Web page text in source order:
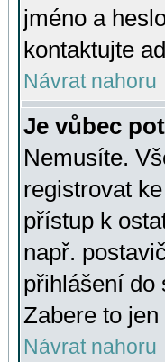
jméno a
kontaktujte
Návrat nahoru
Je vůbec
Nemusíte.
registrovat
přístup k
např.
přihlášení do
Zabere to jen
Návrat nahoru